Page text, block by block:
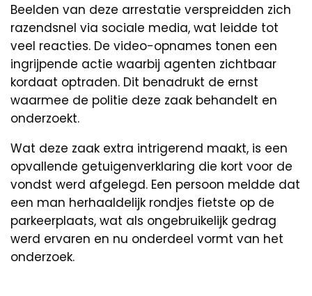
Beelden van deze arrestatie verspreidden zich
razendsnel via sociale media, wat leidde tot
veel reacties. De video-opnames tonen een
ingrijpende actie waarbij agenten zichtbaar
kordaat optraden. Dit benadrukt de ernst
waarmee de politie deze zaak behandelt en
onderzoekt.
Wat deze zaak extra intrigerend maakt, is een
opvallende getuigenverklaring die kort voor de
vondst werd afgelegd. Een persoon meldde dat
een man herhaaldelijk rondjes fietste op de
parkeerplaats, wat als ongebruikelijk gedrag
werd ervaren en nu onderdeel vormt van het
onderzoek.